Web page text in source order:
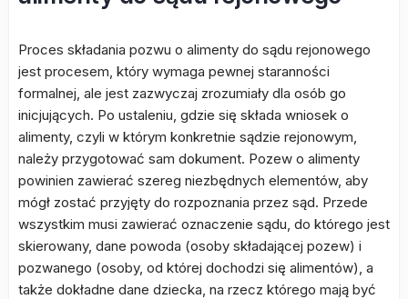
Proces składania pozwu o alimenty do sądu rejonowego
jest procesem, który wymaga pewnej staranności
formalnej, ale jest zazwyczaj zrozumiały dla osób go
inicjujących. Po ustaleniu, gdzie się składa wniosek o
alimenty, czyli w którym konkretnie sądzie rejonowym,
należy przygotować sam dokument. Pozew o alimenty
powinien zawierać szereg niezbędnych elementów, aby
mógł zostać przyjęty do rozpoznania przez sąd. Przede
wszystkim musi zawierać oznaczenie sądu, do którego jest
skierowany, dane powoda (osoby składającej pozew) i
pozwanego (osoby, od której dochodzi się alimentów), a
także dokładne dane dziecka, na rzecz którego mają być